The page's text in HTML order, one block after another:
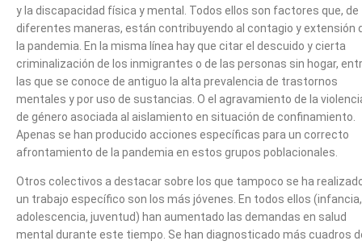
y la discapacidad física y mental. Todos ellos son factores que, de
diferentes maneras, están contribuyendo al contagio y extensión
la pandemia. En la misma línea hay que citar el descuido y cierta
criminalización de los inmigrantes o de las personas sin hogar,
las que se conoce de antiguo la alta prevalencia de trastornos
mentales y por uso de sustancias. O el agravamiento de la
de género asociada al aislamiento en situación de confinamiento.
Apenas se han producido acciones específicas para un correcto
afrontamiento de la pandemia en estos grupos poblacionales.
Otros colectivos a destacar sobre los que tampoco se ha
un trabajo específico son los más jóvenes. En todos ellos (infancia,
adolescencia, juventud) han aumentado las demandas en salud
mental durante este tiempo. Se han diagnosticado más cuadros